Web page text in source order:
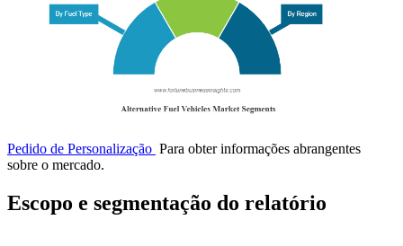
Pedido de Personalização Para obter informações abrangentes
sobre o mercado.
Escopo e segmentação do relatório